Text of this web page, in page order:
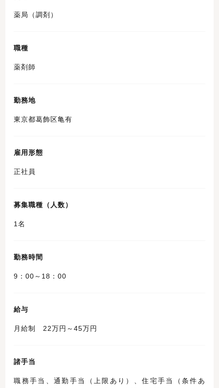
薬局（調剤）
職種
薬剤師
勤務地
東京都葛飾区亀有
雇用形態
正社員
募集職種（人数）
1名
勤務時間
9：00～18：00
給与
月給制 22万円～45万円
諸手当
職務手当、通勤手当（上限あり）、住宅手当（条件あ